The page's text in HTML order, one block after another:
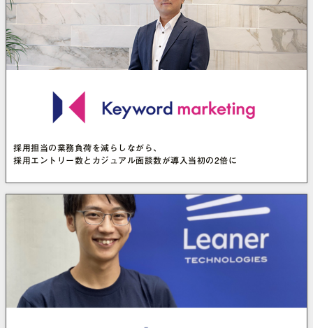
採用担当の業務負荷を減らしながら、
採用エントリー数とカジュアル面談数が導入当初の2倍に